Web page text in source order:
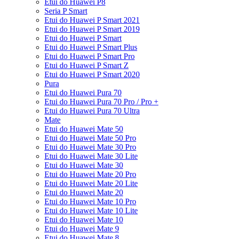
Etui do Huawei P8
Seria P Smart
Etui do Huawei P Smart 2021
Etui do Huawei P Smart 2019
Etui do Huawei P Smart
Etui do Huawei P Smart Plus
Etui do Huawei P Smart Pro
Etui do Huawei P Smart Z
Etui do Huawei P Smart 2020
Pura
Etui do Huawei Pura 70
Etui do Huawei Pura 70 Pro / Pro +
Etui do Huawei Pura 70 Ultra
Mate
Etui do Huawei Mate 50
Etui do Huawei Mate 50 Pro
Etui do Huawei Mate 30 Pro
Etui do Huawei Mate 30 Lite
Etui do Huawei Mate 30
Etui do Huawei Mate 20 Pro
Etui do Huawei Mate 20 Lite
Etui do Huawei Mate 20
Etui do Huawei Mate 10 Pro
Etui do Huawei Mate 10 Lite
Etui do Huawei Mate 10
Etui do Huawei Mate 9